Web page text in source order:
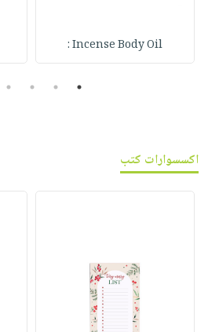
Incense Body Oil :
1
2
3
4
اكسسوارات كتب